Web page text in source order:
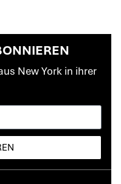
New York in ihrer